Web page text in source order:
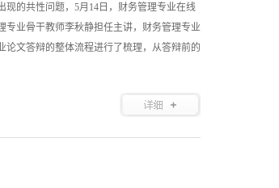
现的共性问题，5月14日，财务管理专业在线
专业骨干教师李秋静担任主讲，财务管理专业
文答辩的整体流程进行了梳理，从答辩前的